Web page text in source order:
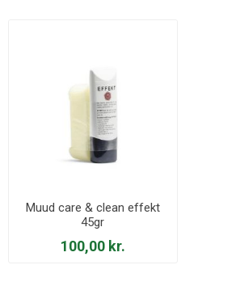
Muud care & clean effekt
45gr
100,00 kr.